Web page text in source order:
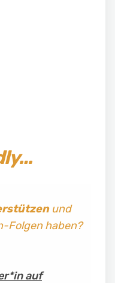
und
Folgen haben?
auf